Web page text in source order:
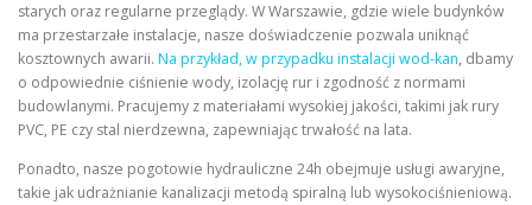
starych oraz regularne przeglądy. W Warszawie, gdzie wiele budynków
ma przestarzałe instalacje, nasze doświadczenie pozwala uniknąć
kosztownych awarii. Na przykład, w przypadku instalacji wod-kan, dbamy
o odpowiednie ciśnienie wody, izolację rur i zgodność z normami
budowlanymi. Pracujemy z materiałami wysokiej jakości, takimi jak rury
PVC, PE czy stal nierdzewna, zapewniając trwałość na lata.
Ponadto, nasze pogotowie hydrauliczne 24h obejmuje usługi awaryjne,
takie jak udrażnianie kanalizacji metodą spiralną lub wysokociśnieniową.